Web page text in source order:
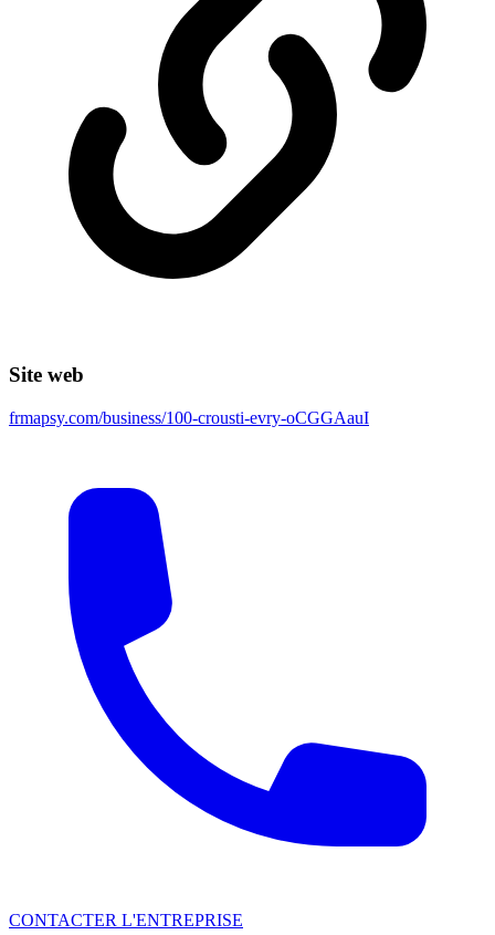
Site web
frmapsy.com/business/100-crousti-evry-oCGGAauI
CONTACTER L'ENTREPRISE